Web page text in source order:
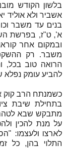
בלשון הקודש
אשביר ולא אוליד
בנים עד משבר
א', ט"ז, בפרשת
ובמקום אחר
משבר. רק
הרואה טוב בכל,
להביע עומק נפלא
כשמנתח הרב קוק
בתחילת שיבת
מתבקש שבא
על מנת להכין
לארצו ולעצמו:
התלוי בהן, כל